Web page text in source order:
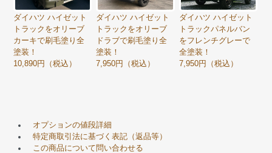
ダイハツ ハイゼット
トラックをオリーブ
カーキで刷毛塗り全
塗装！
10,890円（税込）
ダイハツ ハイゼット
トラックをオリーブ
ドラブで刷毛塗り全
塗装！
7,950円（税込）
ダイハツ ハイゼット
トラックパネルバン
をフレンチグレーで
全塗装！
7,950円（税込）
オプションの値段詳細
特定商取引法に基づく表記（返品等）
この商品について問い合わせる